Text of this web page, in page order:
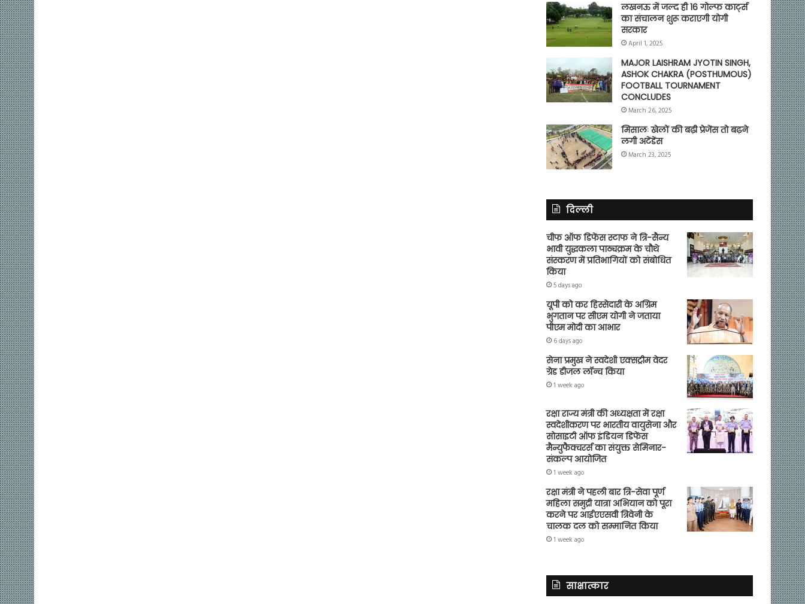
लखनऊ में जल्द ही 16 गोल्फ कार्ट्स
का संचालन शुरू कराएगी योगी
सरकार
April 1, 2025
MAJOR LAISHRAM JYOTIN SINGH,
ASHOK CHAKRA (POSTHUMOUS)
FOOTBALL TOURNAMENT
CONCLUDES
March 26, 2025
मिसालः खेलों की बढ़ी प्रेजेंस तो बढ़ने
लगी अटेंडेंस
March 23, 2025
दिल्ली
चीफ ऑफ डिफेंस स्टाफ ने त्रि-सैन्य
भावी युद्धकला पाठ्यक्रम के चौथे
संस्करण में प्रतिभागियों को संबोधित
किया
5 days ago
यूपी को कर हिस्सेदारी के अग्रिम
भुगतान पर सीएम योगी ने जताया
पीएम मोदी का आभार
6 days ago
सेना प्रमुख ने स्वदेशी एक्सट्रीम वेदर
ग्रेड डीजल लॉन्च किया
1 week ago
रक्षा राज्य मंत्री की अध्यक्षता में रक्षा
स्वदेशीकरण पर भारतीय वायुसेना और
सोसाइटी ऑफ इंडियन डिफेंस
मैन्युफैक्चरर्स का संयुक्त सेमिनार-
संकल्प आयोजित
1 week ago
रक्षा मंत्री ने पहली बार त्रि-सेवा पूर्ण
महिला समुद्री यात्रा अभियान को पूरा
करने पर आईएएसवी त्रिवेनी के
चालक दल को सम्मानित किया
1 week ago
साक्षात्कार